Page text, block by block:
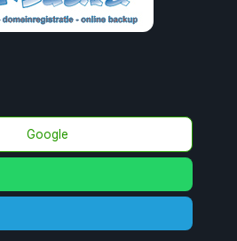
Google